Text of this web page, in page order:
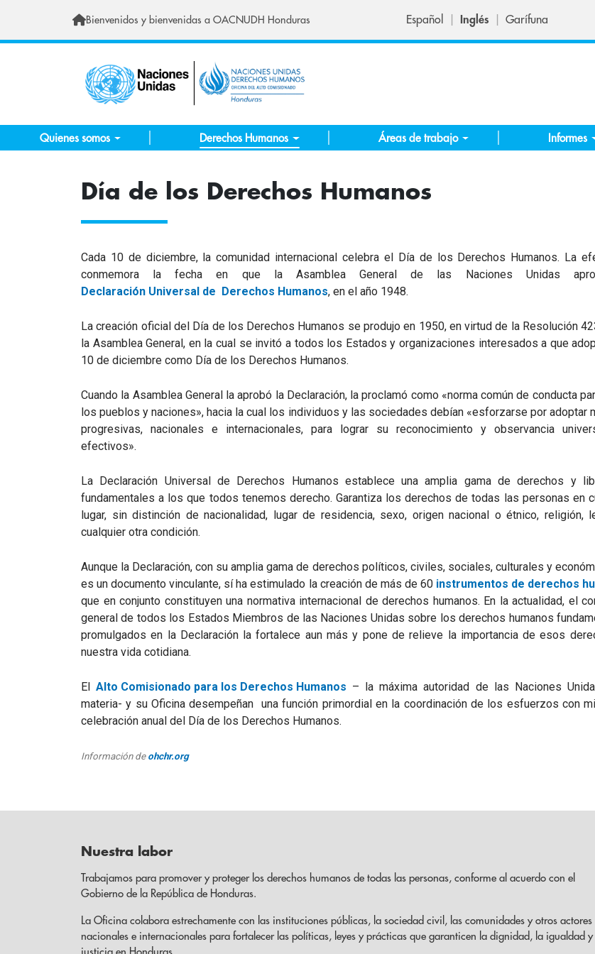
Bienvenidos y bienvenidas a OACNUDH Honduras Español Inglés Garífuna
Quienes somos Derechos Humanos Áreas de trabajo Informes
Día de los Derechos Humanos
Cada 10 de diciembre, la comunidad internacional celebra el Día de los Derechos Humanos. La
conmemora la fecha en que la Asamblea General de las Naciones Unidas
Declaración Universal de Derechos Humanos, en el año 1948.
La creación oficial del Día de los Derechos Humanos se produjo en 1950, en virtud de la Resolución
la Asamblea General, en la cual se invitó a todos los Estados y organizaciones interesados a que
10 de diciembre como Día de los Derechos Humanos.
Cuando la Asamblea General la aprobó la Declaración, la proclamó como «norma común de conducta
los pueblos y naciones», hacia la cual los individuos y las sociedades debían «esforzarse por adoptar
progresivas, nacionales e internacionales, para lograr su reconocimiento y observancia
efectivos».
La Declaración Universal de Derechos Humanos establece una amplia gama de derechos y
fundamentales a los que todos tenemos derecho. Garantiza los derechos de todas las personas en
lugar, sin distinción de nacionalidad, lugar de residencia, sexo, origen nacional o étnico, religión,
cualquier otra condición.
Aunque la Declaración, con su amplia gama de derechos políticos, civiles, sociales, culturales y
es un documento vinculante, sí ha estimulado la creación de más de 60 instrumentos de derechos
que en conjunto constituyen una normativa internacional de derechos humanos. En la actualidad, el
general de todos los Estados Miembros de las Naciones Unidas sobre los derechos humanos
promulgados en la Declaración la fortalece aun más y pone de relieve la importancia de esos
nuestra vida cotidiana.
ElAlto Comisionado para los Derechos Humanos – la máxima autoridad de las Naciones
materia- y su Oficina desempeñan una función primordial en la coordinación de los esfuerzos con
celebración anual del Día de los Derechos Humanos.
Información de ohchr.org
Nuestra labor
Trabajamos para promover y proteger los derechos humanos de todas las personas, conforme al acuerdo con el
Gobierno de la República de Honduras.
La Oficina colabora estrechamente con las instituciones públicas, la sociedad civil, las comunidades y otros actores
nacionales e internacionales para fortalecer las políticas, leyes y prácticas que garanticen la dignidad, la igualdad y